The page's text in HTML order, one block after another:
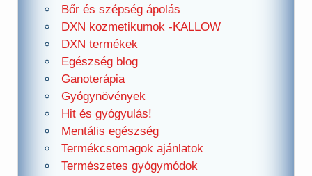
Bőr és szépség ápolás
DXN kozmetikumok -KALLOW
DXN termékek
Egészség blog
Ganoterápia
Gyógynövények
Hit és gyógyulás!
Mentális egészség
Termékcsomagok ajánlatok
Természetes gyógymódok